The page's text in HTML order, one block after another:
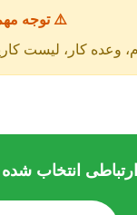
⚠️ توجه
وعده کار، لیست
انتخاب